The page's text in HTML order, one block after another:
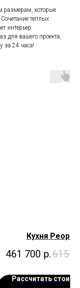
размерам, которые
теплых
интерьер
для вашего проекта,
за 24 часа!
Кухня People
461 700 р.615
Рассчитать